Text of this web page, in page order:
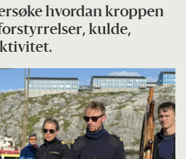
hvordan kroppen
kulde,